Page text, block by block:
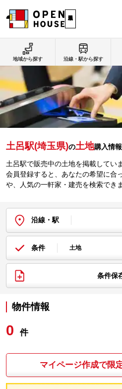
土呂駅(埼玉県)の土地購入情報
土呂駅で販売中の土地を掲載していま
会員登録すると、あなたの希望に合
や、人気の一軒家・建売を検索できま
沿線・駅
条件 土地
条件保
物件情報
0 件
マイページ作成で限
地域から探す 沿線・駅から探す